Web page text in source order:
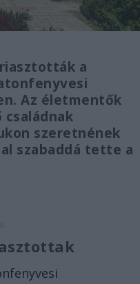
a
Az életmentők
családnak
szeretnének
szabaddá tette a